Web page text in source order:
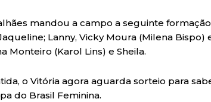
mandou a campo a seguinte
Lanny, Vicky Moura (Milena Bispo)
Monteiro (Karol Lins) e Sheila.
o Vitória agora aguarda sorteio para
do Brasil Feminina.